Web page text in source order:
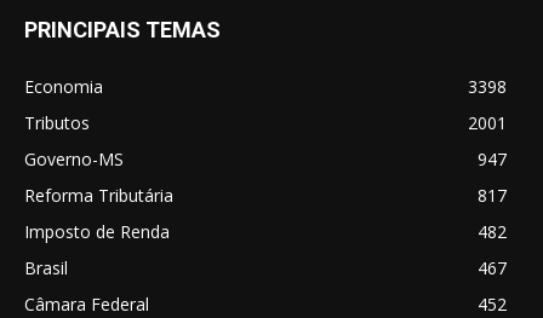
PRINCIPAIS TEMAS
Economia
3398
Tributos
2001
Governo-MS
947
Reforma Tributária
817
Imposto de Renda
482
Brasil
467
Câmara Federal
452